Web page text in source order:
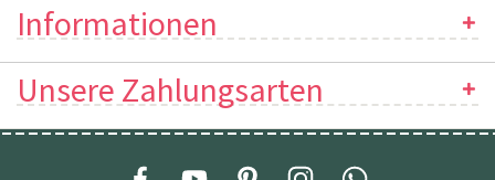
Informationen
Unsere Zahlungsarten